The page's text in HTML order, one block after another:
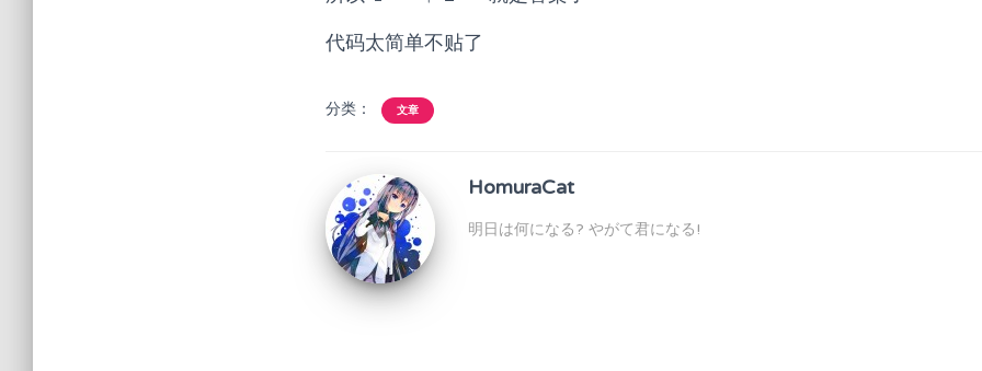
代码太简单不贴了
分类： 文章
HomuraCat
明日は何になる? やがて君になる!